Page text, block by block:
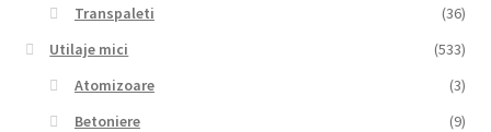
Transpaleti
(36)
Utilaje mici
(533)
Atomizoare
(3)
Betoniere
(9)